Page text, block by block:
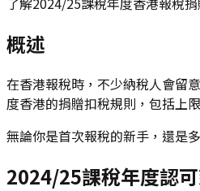
概述
在香港報稅時，不少納稅人會留
度香港的捐贈扣稅規則，包括上
無論你是首次報稅的新手，還是
2024/25課稅年度認